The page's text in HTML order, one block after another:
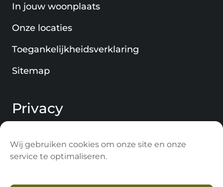
Wij gebruiken cookies om onze site en onze
service te optimaliseren.
In jouw woonplaats
Onze locaties
Toegankelijkheidsverklaring
Sitemap
Privacy
Veilig mailen met ZIVVER